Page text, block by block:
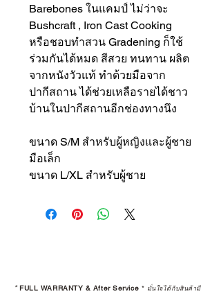
Barebones ในแคมป์ ไม่ว่าจะ
Bushcraft , Iron Cast Cooking
หรือชอบทำสวน Gradening ก็ใช้
ร่วมกันได้หมด สีสวย ทนทาน ผลิต
จากหนังวัวแท้ ทำด้วยมือจาก
ปากีสถาน ได้ช่วยเหลือรายได้ชาว
บ้านในปากีสถานอีกช่องทางนึง
ขนาด S/M สำหรับผู้หญิงและผู้ชาย
มือเล็ก
ขนาด L/XL สำหรับผู้ชาย
*FULL WARRANTY & After Service * มั่นใจได้กับสินค้ามี